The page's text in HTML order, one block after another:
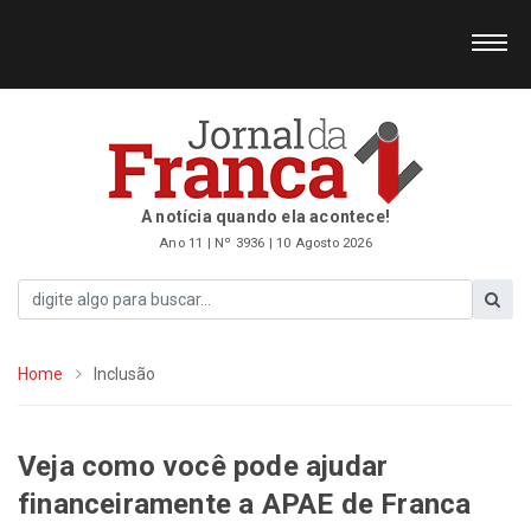
A notícia quando ela acontece!
Ano 11 | Nº 3936 | 10 Agosto 2026
Home Inclusão
Veja como você pode ajudar
financeiramente a APAE de Franca